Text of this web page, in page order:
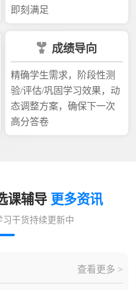
即刻满足
成绩导向
精确学生需求，阶段性测
验/评估/巩固学习效果，动
态调整方案，确保下一次
高分答卷
课辅导 更多资讯
习干货持续更新中
查看更多 >